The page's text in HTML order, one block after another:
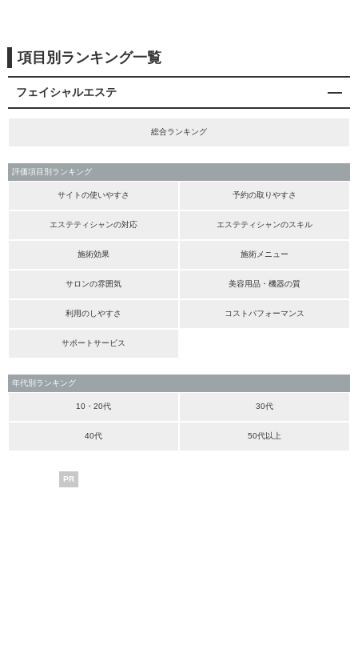
項目別ランキング一覧
フェイシャルエステ
総合ランキング
評価項目別ランキング
サイトの使いやすさ 予約の取りやすさ
エステティシャンの対応 エステティシャンのスキル
施術効果 施術メニュー
サロンの雰囲気 美容用品・機器の質
利用のしやすさ コストパフォーマンス
サポートサービス
年代別ランキング
10・20代 30代
40代 50代以上
PR